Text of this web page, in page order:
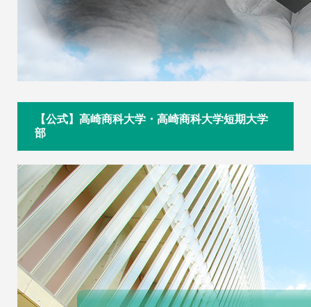
【公式】高崎商科大学・高崎商科大学短期大学
部